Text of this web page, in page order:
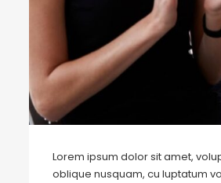
Lorem ipsum dolor sit amet,
oblique nusquam, cu luptatum